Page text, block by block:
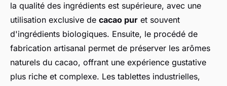
la qualité des ingrédients est supérieure, avec une
utilisation exclusive de cacao pur et souvent
d'ingrédients biologiques. Ensuite, le procédé de
fabrication artisanal permet de préserver les arômes
naturels du cacao, offrant une expérience gustative
plus riche et complexe. Les tablettes industrielles,